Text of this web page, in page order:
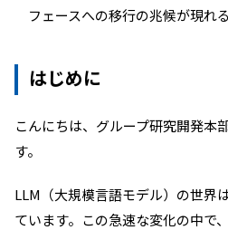
フェースへの移行の兆候が現れる
はじめに
こんにちは、グループ研究開発本
す。
LLM（大規模言語モデル）の世界
ています。この急速な変化の中で